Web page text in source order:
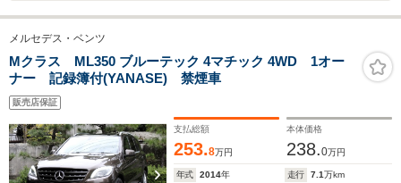
メルセデス・ベンツ
Mクラス ML350 ブルーテック 4マチック 4WD 1オー
ナー 記録簿付(YANASE) 禁煙車
販売店保証
支払総額
253.8万円
本体価格
238.0万円
年式 2014年 走行 7.1万km